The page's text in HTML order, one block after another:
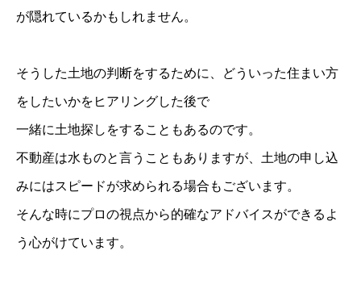
が隠れているかもしれません。
そうした土地の判断をするために、どういった住まい方
をしたいかをヒアリングした後で
一緒に土地探しをすることもあるのです。
不動産は水ものと言うこともありますが、土地の申し込
みにはスピードが求められる場合もございます。
そんな時にプロの視点から的確なアドバイスができるよ
う心がけています。